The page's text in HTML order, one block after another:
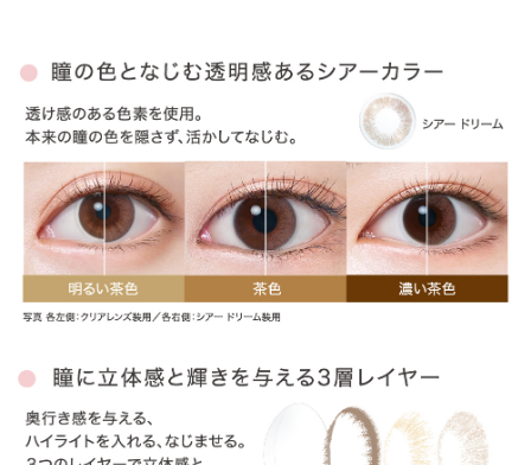
その他のカラー
» アクセントスタイル
» ナチュラルシャイン
» ラディアントブライト